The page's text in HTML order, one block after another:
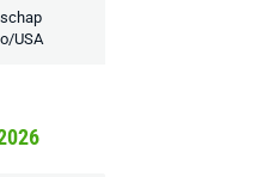
USA